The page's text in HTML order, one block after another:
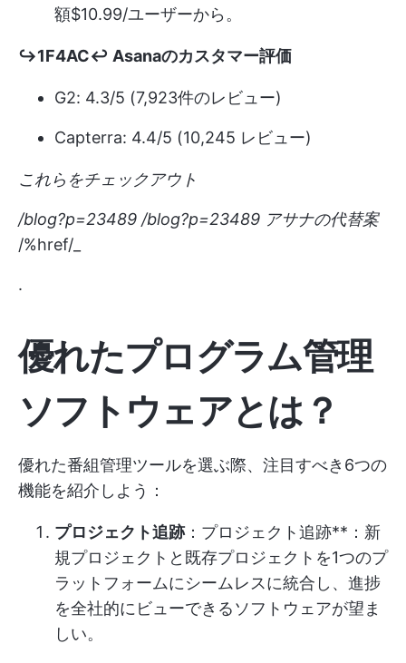
額$10.99/ユーザーから。
↪1F4AC↩ Asanaのカスタマー評価
G2: 4.3/5 (7,923件のレビュー)
Capterra: 4.4/5 (10,245 レビュー)
これらをチェックアウト
/blog?p=23489 /blog?p=23489 アサナの代替案
/%href/_
.
優れたプログラム管理
ソフトウェアとは？
優れた番組管理ツールを選ぶ際、注目すべき6つの
機能を紹介しよう：
プロジェクト追跡：プロジェクト追跡**：新
規プロジェクトと既存プロジェクトを1つのプ
ラットフォームにシームレスに統合し、進捗
を全社的にビューできるソフトウェアが望ま
しい。